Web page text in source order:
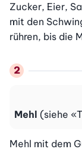
Zucker, Eier,
mit den
rühren, bis die
Mehl (siehe
Mehl mit dem